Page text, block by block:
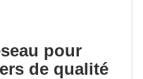
pour
de qualité